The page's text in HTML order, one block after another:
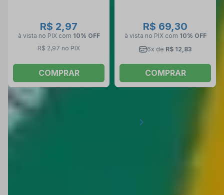
R$ 2,97
à vista no PIX com 10% OFF
R$ 2,97 no PIX
COMPRAR
R$ 69,30
à vista no PIX com 10% OFF
6x de R$ 12,83
COMPRAR